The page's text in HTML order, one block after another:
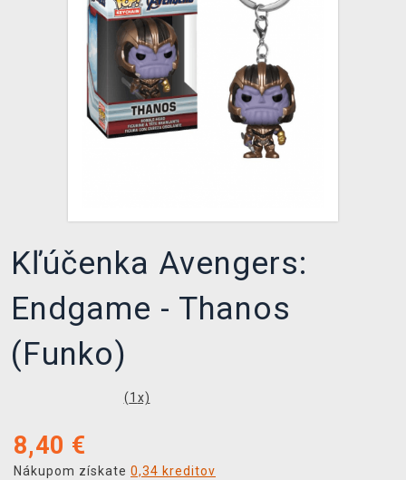
XZONE KLUB
Kľúčenka Avengers:
Endgame - Thanos
(Funko)
(1 x)
8,40 €
Nákupom získate 0,34 kreditov